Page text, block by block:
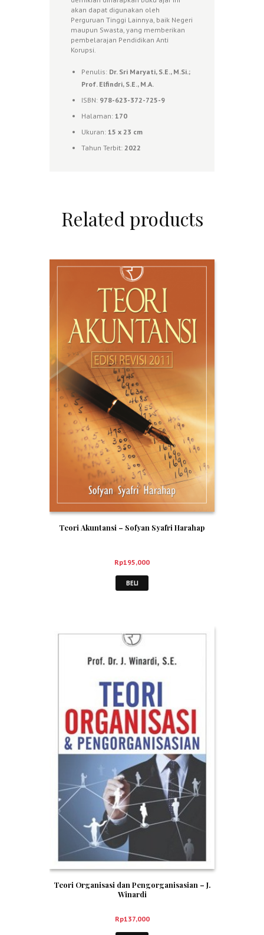
akan dapat digunakan oleh
Perguruan Tinggi Lainnya, baik Negeri
maupun Swasta, yang memberikan
pembelarajan Pendidikan Anti
Korupsi.
Penulis: Dr. Sri Maryati, S.E., M.Si.;
Prof. Elfindri, S.E., M.A.
ISBN: 978-623-372-725-9
Halaman: 170
Ukuran: 15 x 23 cm
Tahun Terbit: 2022
Related products
Teori Akuntansi – Sofyan Syafri Harahap
Rp195,000
BELI
Teori Organisasi dan Pengorganisasian – J.
Winardi
Rp137,000